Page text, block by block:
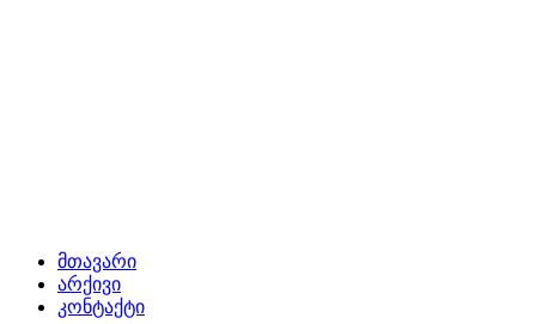
მთავარი
არქივი
კონტაქტი